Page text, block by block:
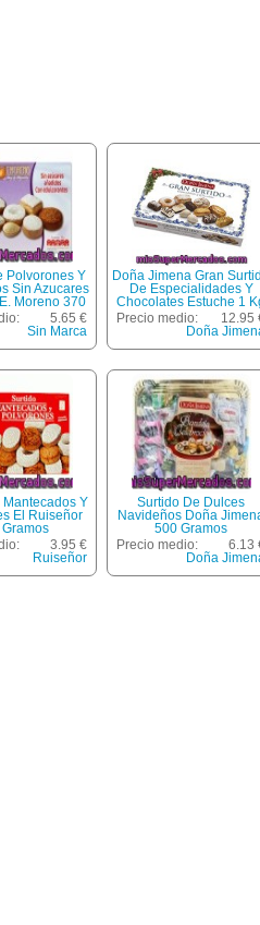
Polvorones Y
Sin Azucares
Moreno 370
5.65 €
Sin Marca
Doña Jimena Gran
De Especialidades Y
Chocolates Estuche 1
Precio medio:
12.95
Doña
Y
El Ruiseñor
3.95 €
Ruiseñor
Surtido De Dulces
Navideños Doña
500 Gramos
Precio medio:
6.13
Doña